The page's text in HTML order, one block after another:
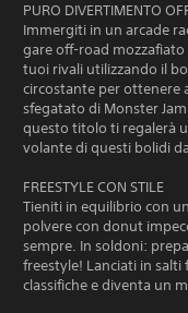
PURO DIVERTIMENTO
Immergiti in un arcade
gare off-road
tuoi rivali utilizzando il
circostante per ottenere
sfegatato di Monster
questo titolo ti regalerà
volante di questi bolidi
FREESTYLE CON STILE
Tieniti in equilibrio con
polvere con donut
sempre. In soldoni:
freestyle! Lanciati in salti
classifiche e diventa un